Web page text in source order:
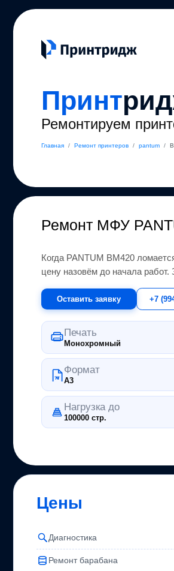
Принт
Ремонтируем
Главная / Ремонт принтеров / pantum /
Ремонт МФУ
Когда PANTUM BM420
цену назовём до начала работ.
Оставить заявку +7
Печать
Монохромный
Формат
A3
Нагрузка до
100000 стр.
Цены
Диагностика
Ремонт барабана